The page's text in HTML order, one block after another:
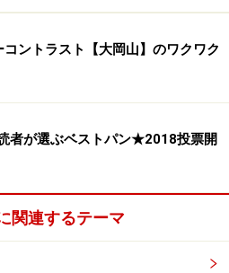
コントラスト【大岡山】のワクワク
者が選ぶベストパン★2018投票開
関連するテーマ